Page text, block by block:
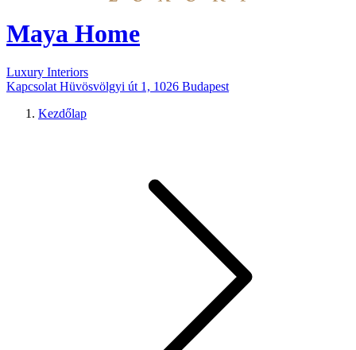
Maya Home
Luxury Interiors
Kapcsolat Hüvösvölgyi út 1, 1026 Budapest
Kezdőlap